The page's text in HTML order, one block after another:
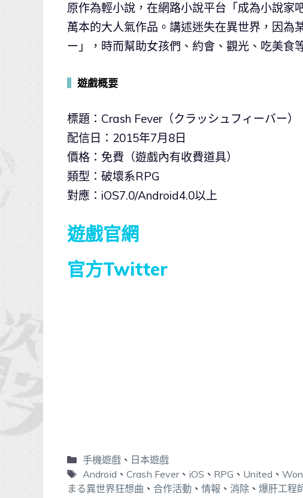
原作為輕小說，在網路小說平台「成為小說
萬本的大人氣作品。講述迷失在異世界，因為
ー」，時而幫助女孩們、約會、觀光、吃美食
遊戲概要
標題：Crash Fever（クラッシュフィーバー）
配信日：2015年7月8日
價格：免費（遊戲內有收費道具）
類型：破壞系RPG
對應：iOS7.0/Android4.0以上
遊戲官網
官方Twitter
手機遊戲、 日本遊戲
Android 、 Crash Fever、 iOS 、 RPG 、 United 、
まる異世界狂想曲 、 合作活動 、 情報 、 消除 、 爆肝工程